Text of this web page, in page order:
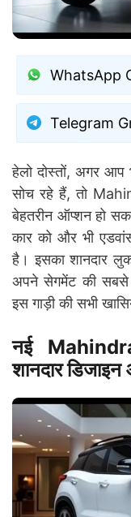
WhatsApp
Telegram
हेलो दोस्तों, अगर आप
सोच रहे हैं, तो
बेहतरीन ऑप्शन हो
कार को और भी
है। इसका शानदार
अपने सेगमेंट की सबसे
इस गाड़ी की सभी
नई
शानदार